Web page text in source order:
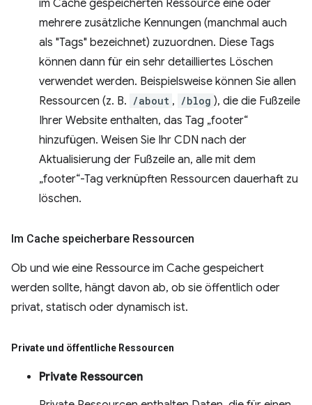
im Cache gespeicherten Ressource eine oder
mehrere zusätzliche Kennungen (manchmal auch
als "Tags" bezeichnet) zuzuordnen. Diese Tags
können dann für ein sehr detailliertes Löschen
verwendet werden. Beispielsweise können Sie allen
Ressourcen (z. B. /about , /blog ), die die Fußzeile
Ihrer Website enthalten, das Tag „footer“
hinzufügen. Weisen Sie Ihr CDN nach der
Aktualisierung der Fußzeile an, alle mit dem
„footer“-Tag verknüpften Ressourcen dauerhaft zu
löschen.
Im Cache speicherbare Ressourcen
Ob und wie eine Ressource im Cache gespeichert
werden sollte, hängt davon ab, ob sie öffentlich oder
privat, statisch oder dynamisch ist.
Private und öffentliche Ressourcen
Private Ressourcen